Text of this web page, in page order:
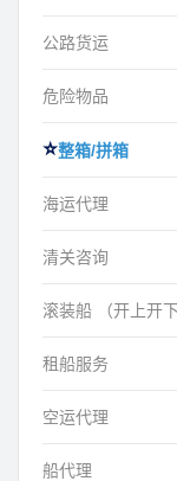
公路货运
危险物品
整箱/拼箱
海运代理
清关咨询
滚装船 （开上开下
租船服务
空运代理
船代理